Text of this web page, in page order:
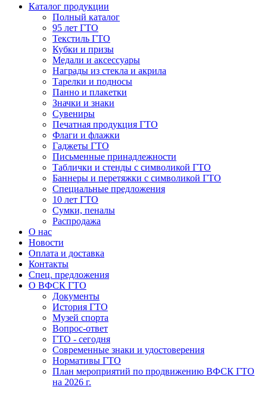
Каталог продукции
Полный каталог
95 лет ГТО
Текстиль ГТО
Кубки и призы
Медали и аксессуары
Награды из стекла и акрила
Тарелки и подносы
Панно и плакетки
Значки и знаки
Сувениры
Печатная продукция ГТО
Флаги и флажки
Гаджеты ГТО
Письменные принадлежности
Таблички и стенды с символикой ГТО
Баннеры и перетяжки с символикой ГТО
Специальные предложения
10 лет ГТО
Сумки, пеналы
Распродажа
О нас
Новости
Оплата и доставка
Контакты
Спец. предложения
О ВФСК ГТО
Документы
История ГТО
Музей спорта
Вопрос-ответ
ГТО - сегодня
Современные знаки и удостоверения
Нормативы ГТО
План мероприятий по продвижению ВФСК ГТО
на 2026 г.